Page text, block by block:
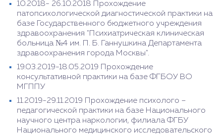
10.2018- 26.10.2018 Прохождение
патопсихологической диагностической практики на
базе Государственного бюджетного учреждения
здравоохранения "Психиатрическая клиническая
больница №4 им. П. Б. Ганнушкина Департамента
здравоохранения города Москвы".
19.03.2019-18.05.2019 Прохождение
консультативной практики на базе ФГБОУ ВО
МГППУ
11.2019-29.11.2019 Прохождение психолого –
педагогической практики на базе Национального
научного центра наркологии, филиала ФГБУ
Национального медицинского исследовательского